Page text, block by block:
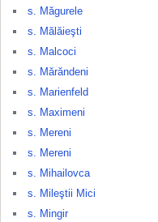
s. Măgurele
s. Mălăieşti
s. Malcoci
s. Mărăndeni
s. Marienfeld
s. Maximeni
s. Mereni
s. Mereni
s. Mihailovca
s. Mileştii Mici
s. Mingir